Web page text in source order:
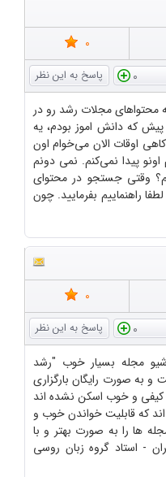
0
0
محتواهای مجلات رشد رو در
قرار می‌دید. من ۱۰ ۱۲ سال پیش که دانش اموز بودم، یه
اوقات الان می‌خوام اون
پیدا نمی‌کنم. نمی دونم
وقتی جستجو در محتوای
راهنماییم بفرمایید. چون
0
0
مجله بسیار خوب "رشد
به صورت رایگان بارگزاری
کیفی و خوب اسکن نشده اند
که قابلیت خواندن خوب و
ها را به صورت بهتر و با
- استاد گروه زبان روسی